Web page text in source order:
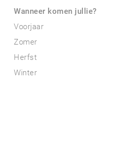
Wanneer komen jullie?
Voorjaar
Zomer
Herfst
Winter